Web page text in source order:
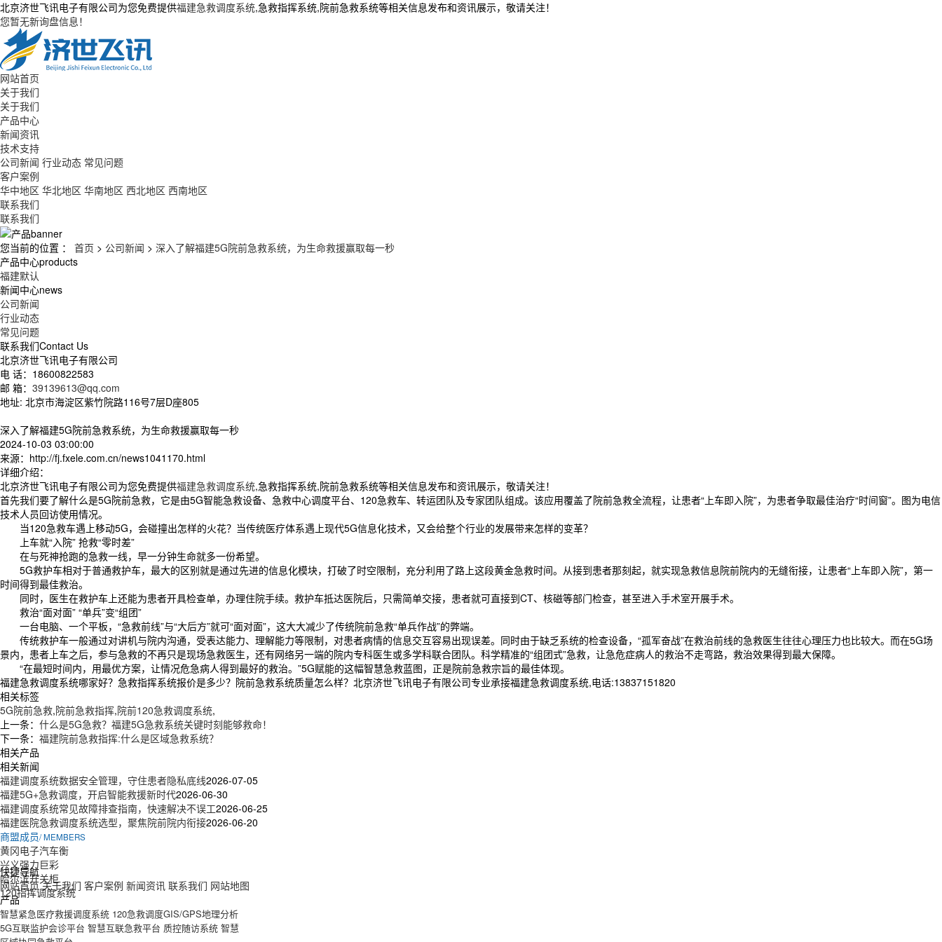
北京济世飞讯电子有限公司为您免费提供福建急救调度系统,急救指挥系统,院前急救系统等相关信息发布和资讯展示，敬请关注！
您暂无新询盘信息！
网站首页
关于我们
关于我们
产品中心
新闻资讯
技术支持
公司新闻 行业动态 常见问题
客户案例
华中地区 华北地区 华南地区 西北地区 西南地区
联系我们
联系我们
您当前的位置 ： 首页 > 公司新闻 > 深入了解福建5G院前急救系统，为生命救援赢取每一秒
产品中心products
福建默认
新闻中心news
公司新闻
行业动态
常见问题
联系我们Contact Us
北京济世飞讯电子有限公司
电 话：18600822583
邮 箱： 39139613@qq.com
地址: 北京市海淀区紫竹院路116号7层D座805
深入了解福建5G院前急救系统，为生命救援赢取每一秒
2024-10-03 03:00:00
来源：http://fj.fxele.com.cn/news1041170.html
详细介绍：
北京济世飞讯电子有限公司为您免费提供福建急救调度系统,急救指挥系统,院前急救系统等相关信息发布和资讯展示，敬请关注！
首先我们要了解什么是5G院前急救，它是由5G智能急救设备、急救中心调度平台、120急救车、转运团队及专家团队组成。该应用覆盖了院前急救全流程，让患者“上车即入院”，为患者争取最佳治疗“时间窗”。图为电信
技术人员回访使用情况。
当120急救车遇上移动5G，会碰撞出怎样的火花？当传统医疗体系遇上现代5G信息化技术，又会给整个行业的发展带来怎样的变革？
上车就“入院” 抢救“零时差”
在与死神抢跑的急救一线，早一分钟生命就多一份希望。
5G救护车相对于普通救护车，最大的区别就是通过先进的信息化模块，打破了时空限制，充分利用了路上这段黄金急救时间。从接到患者那刻起，就实现急救信息院前院内的无缝衔接，让患者“上车即入院”，第一
时间得到最佳救治。
同时，医生在救护车上还能为患者开具检查单，办理住院手续。救护车抵达医院后，只需简单交接，患者就可直接到CT、核磁等部门检查，甚至进入手术室开展手术。
救治“面对面” “单兵”变“组团”
一台电脑、一个平板，“急救前线”与“大后方”就可“面对面”，这大大减少了传统院前急救“单兵作战”的弊端。
传统救护车一般通过对讲机与院内沟通，受表达能力、理解能力等限制，对患者病情的信息交互容易出现误差。同时由于缺乏系统的检查设备，“孤军奋战”在救治前线的急救医生往往心理压力也比较大。而在5G场
景内，患者上车之后，参与急救的不再只是现场急救医生，还有网络另一端的院内专科医生或多学科联合团队。科学精准的“组团式”急救，让急危症病人的救治不走弯路，救治效果得到最大保障。
“在最短时间内，用最优方案，让情况危急病人得到最好的救治。”5G赋能的这幅智慧急救蓝图，正是院前急救宗旨的最佳体现。
福建急救调度系统哪家好？急救指挥系统报价是多少？院前急救系统质量怎么样？北京济世飞讯电子有限公司专业承接福建急救调度系统,电话:13837151820
相关标签
5G院前急救,院前急救指挥,院前120急救调度系统,
上一条： 什么是5G急救？福建5G急救系统关键时刻能够救命！
下一条： 福建院前急救指挥:什么是区域急救系统？
相关产品
相关新闻
福建调度系统数据安全管理，守住患者隐私底线2026-07-05
福建5G+急救调度，开启智能救援新时代2026-06-30
福建调度系统常见故障排查指南，快速解决不误工2026-06-25
福建医院急救调度系统选型，聚焦院前院内衔接2026-06-20
商盟成员/ MEMBERS
黄冈电子汽车衡
兴义强力巨彩
哈尔滨开关柜
120指挥调度系统
快捷导航
网站首页 关于我们 客户案例 新闻资讯 联系我们 网站地图
产品
智慧紧急医疗救援调度系统 120急救调度GIS/GPS地理分析
5G互联监护会诊平台 智慧互联急救平台 质控随访系统 智慧